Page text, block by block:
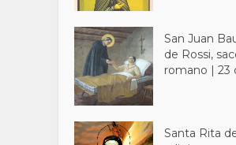
San Juan
de Rossi,
romano | 23
Santa Rita